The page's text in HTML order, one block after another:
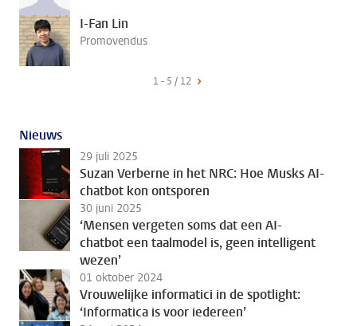
I-Fan Lin
Promovendus
1 - 5 / 12
Nieuws
29 juli 2025
Suzan Verberne in het NRC: Hoe Musks AI-
chatbot kon ontsporen
30 juni 2025
‘Mensen vergeten soms dat een AI-
chatbot een taalmodel is, geen intelligent
wezen’
01 oktober 2024
Vrouwelijke informatici in de spotlight:
‘Informatica is voor iedereen’